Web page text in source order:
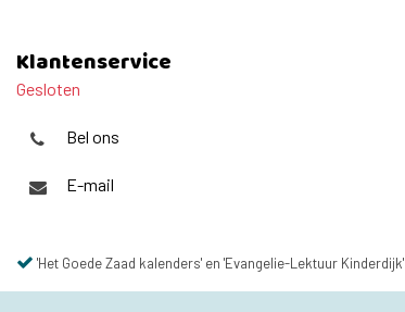
Klantenservice
Gesloten
Bel ons
E-mail
'Het Goede Zaad kalenders' en 'Evangelie-Lektuur Kinderdijk'